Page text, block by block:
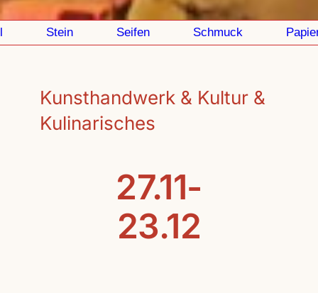
Stein Seifen Schmuck Papier
Kunsthandwerk & Kultur &
Kulinarisches
27.11-
23.12